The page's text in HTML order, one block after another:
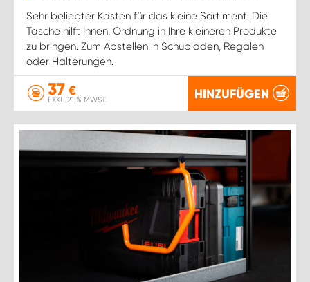
Sehr beliebter Kasten für das kleine Sortiment. Die
Tasche hilft Ihnen, Ordnung in Ihre kleineren Produkte
zu bringen. Zum Abstellen in Schubladen, Regalen
oder Halterungen.
37 €
EXKL. 21 % MWST. HINZUFÜGEN